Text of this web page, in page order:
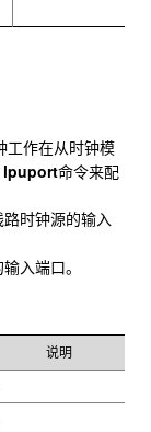
工作在从时钟模
命令来配
时钟源的输入
入端口。
说明